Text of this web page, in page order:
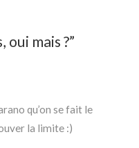
oui mais ?”
qu’on se fait le
la limite :)